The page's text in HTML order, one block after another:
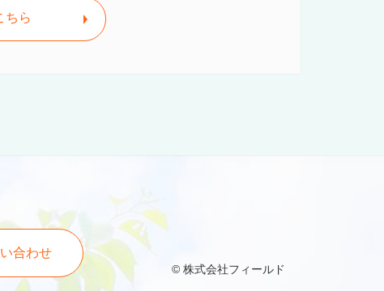
ちら
合わせ
© 株式会社フィールド